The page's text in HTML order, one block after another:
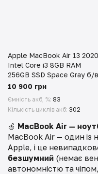
Apple MacBook Air 13 2020
Intel Core i3 8GB RAM
256GB SSD Space Gray б/в
10 900 грн
Ємність акб, % 83
Кількість циклів акб 302
🍎 MacBook Air —
MacBook Air — один із
Apple, і це
безшумний (немає
автономністю та